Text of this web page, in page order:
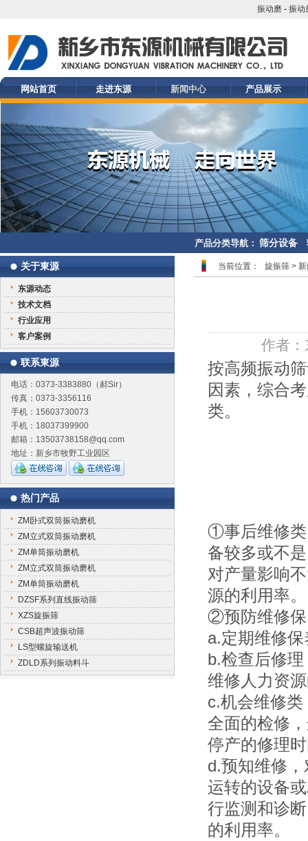
振动磨- 振动
网站首页 走进东源 新闻中心 产品展示
产品分类导航： 筛分设备
关于東源
东源动态
技术文档
行业应用
客户案例
联系東源
电话：0373-3383880（郝Sir）
传真：0373-3356116
手机：15603730073
手机：18037399900
邮箱：13503738158@qq.com
地址：新乡市牧野工业园区
热门产品
ZM卧式双筒振动磨机
ZM立式双筒振动磨机
ZM单筒振动磨机
ZM立式双筒振动磨机
ZM单筒振动磨机
DZSF系列直线振动筛
XZS旋振筛
CSB超声波振动筛
LS型螺旋输送机
ZDLD系列振动料斗
当前位置： 旋振筛 >
作者
按高频振动
因素，综合
类。
①事后维修类
备较多或不
对产量影响
源的利用率。
②预防维修保
a.定期维修
b.检查后修理
维修人力资
c.机会维修
全面的检修
停产的修理
d.预知维修
运转的设备
行监测和诊
的利用率。